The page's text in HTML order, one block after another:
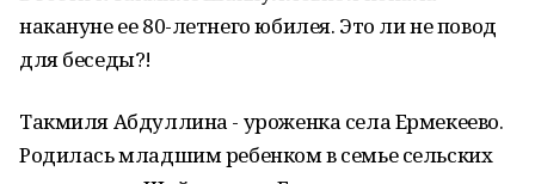
накануне ее 80-летнего юбилея. Это ли не повод
для беседы?!
Такмиля Абдуллина - уроженка села Ермекеево.
Родилась младшим ребенком в семье сельских